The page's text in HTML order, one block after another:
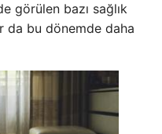
görülen bazı sağlık
da bu dönemde daha